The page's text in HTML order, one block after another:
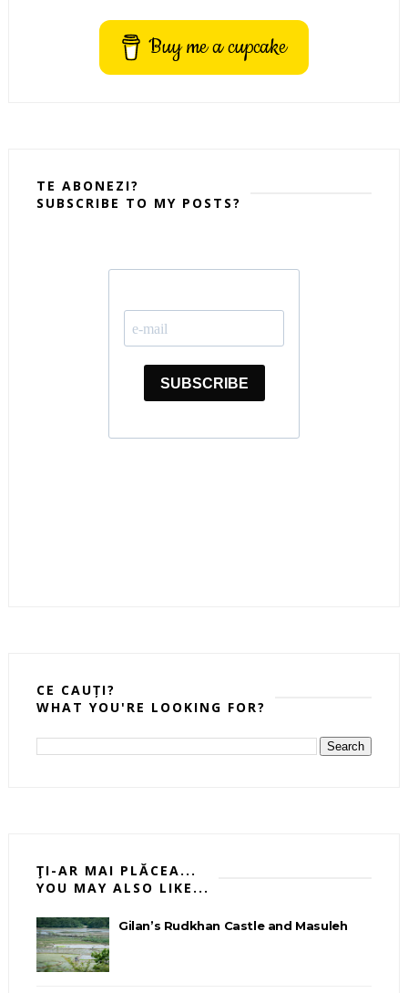
Buy me a cupcake
TE ABONEZI?
SUBSCRIBE TO MY POSTS?
CE CAUȚI?
WHAT YOU'RE LOOKING FOR?
ŢI-AR MAI PLĂCEA...
YOU MAY ALSO LIKE...
Gilan’s Rudkhan Castle and Masuleh